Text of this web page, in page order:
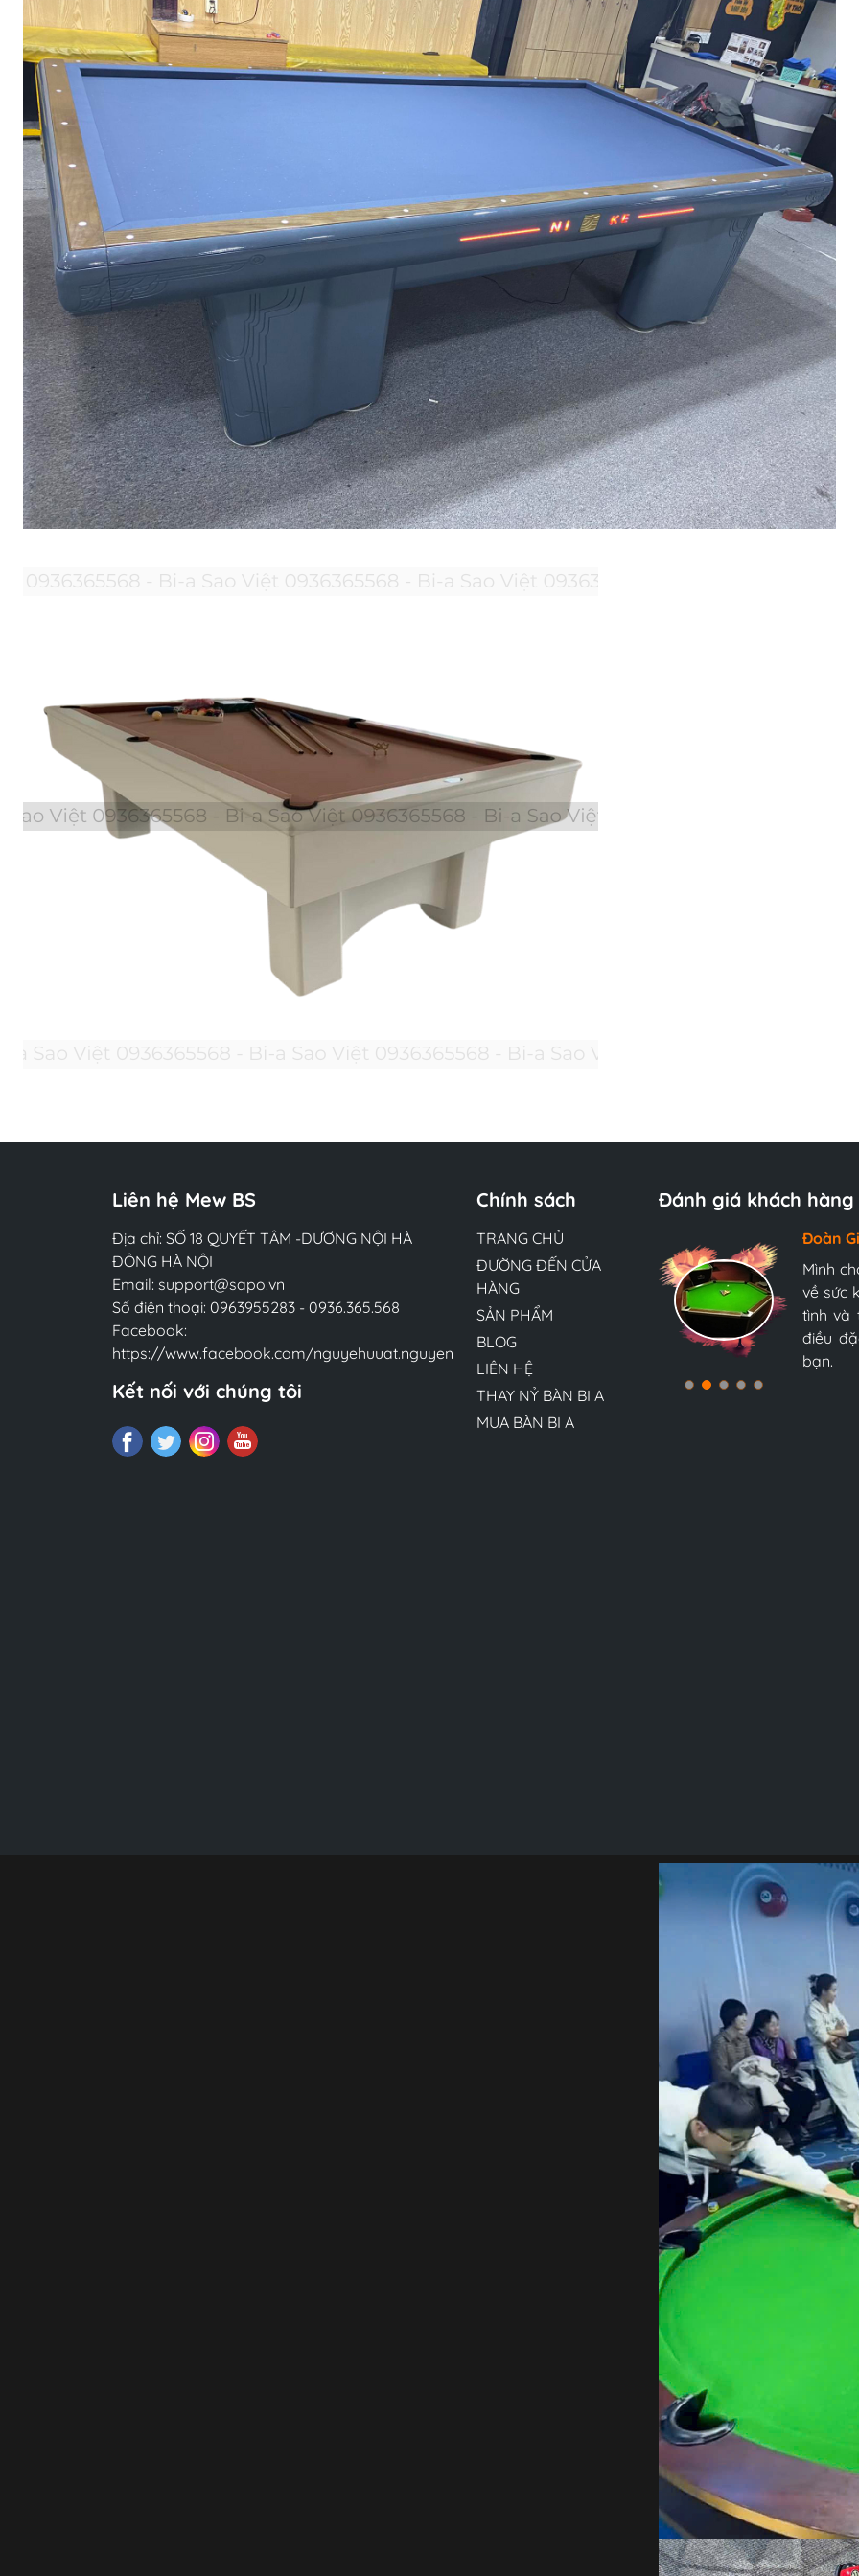
Liên hệ Mew BS
Địa chỉ: SỐ 18 QUYẾT TÂM -DƯƠNG NỘI HÀ
ĐÔNG HÀ NỘI
Email: support@sapo.vn
Số điện thoại: 0963955283 - 0936.365.568
Facebook:
https://www.facebook.com/nguyehuuat.nguyen
Kết nối với chúng tôi
Chính sách
TRANG CHỦ
ĐƯỜNG ĐẾN CỬA
HÀNG
SẢN PHẨM
BLOG
LIÊN HỆ
THAY NỶ BÀN BI A
MUA BÀN BI A
Đánh giá khách hàng
Hương
Đội
tận
nữa và
Nam,
Đoàn
Mình
về sức
tình và
điều
bạn.
Ngọc
Mình
về sức
tình và
điều
bạn.
bàn bi-
bàn bi-